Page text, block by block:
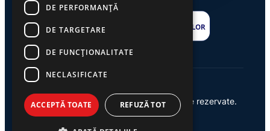
© 2026 Ziarul Exclusiv – Toate drepturile rezervate.
Powered by {AW}
DE PERFORMANȚĂ
DE TARGETARE
DE FUNCŢIONALITATE
NECLASIFICATE
ACCEPTĂ TOATE REFUZĂ TOT